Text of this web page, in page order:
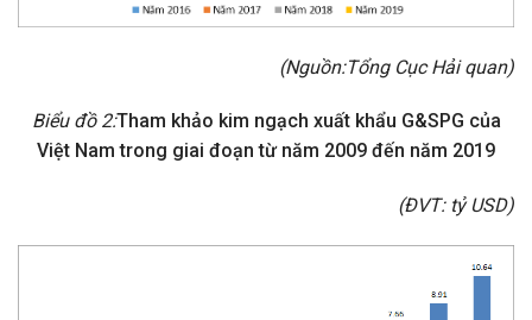
(Nguồn:Tổng Cục Hải quan)
Biểu đồ 2:Tham khảo kim ngạch xuất khẩu G&SPG của
Việt Nam trong giai đoạn từ năm 2009 đến năm 2019
(ĐVT: tỷ USD)